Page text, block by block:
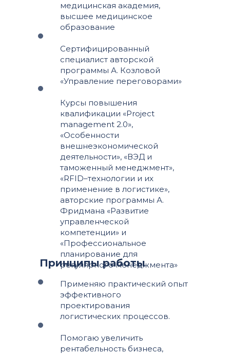
медицинская академия,
высшее медицинское
образование
Сертифицированный
специалист авторской
программы А. Козловой
«Управление переговорами»
Курсы повышения
квалификации «Project
management 2.0»,
«Особенности
внешнеэкономической
деятельности», «ВЭД и
таможенный менеджмент»,
«RFID–технологии и их
применение в логистике»,
авторские программы А.
Фридмана «Развитие
управленческой
компетенции» и
«Профессиональное
планирование для
регулярного менеджмента»
Принципы работы
Применяю практический опыт
эффективного
проектирования
логистических процессов.
Помогаю увеличить
рентабельность бизнеса,